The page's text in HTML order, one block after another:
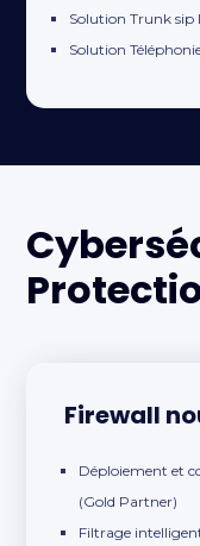
Solution Trunk sip
Solution
Firewall
Déploiement et
(Gold Partner)
Filtrage